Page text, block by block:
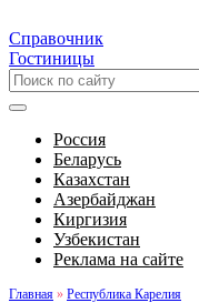
Справочник
Гостиницы
Россия
Беларусь
Казахстан
Азербайджан
Киргизия
Узбекистан
Реклама на сайте
Главная » Республика Карелия